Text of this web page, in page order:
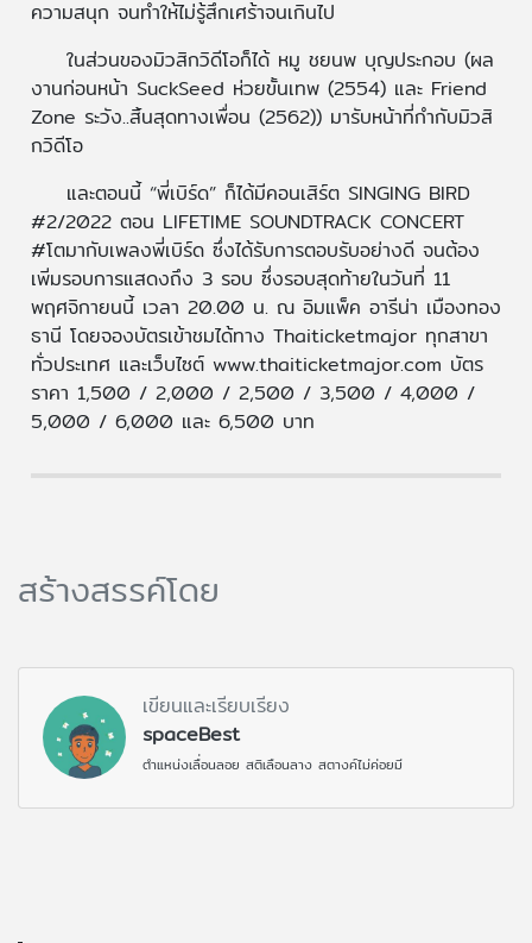
ความสนุก จนทำให้ไม่รู้สึกเศร้าจนเกินไป
ในส่วนของมิวสิกวิดีโอก็ได้ หมู ชยนพ บุญประกอบ (ผล
งานก่อนหน้า SuckSeed ห่วยขั้นเทพ (2554) และ Friend
Zone ระวัง..สิ้นสุดทางเพื่อน (2562)) มารับหน้าที่กำกับมิวสิ
กวิดีโอ
และตอนนี้ “พี่เบิร์ด” ก็ได้มีคอนเสิร์ต SINGING BIRD
#2/2022 ตอน LIFETIME SOUNDTRACK CONCERT
#โตมากับเพลงพี่เบิร์ด ซึ่งได้รับการตอบรับอย่างดี จนต้อง
เพิ่มรอบการแสดงถึง 3 รอบ ซึ่งรอบสุดท้ายในวันที่ 11
พฤศจิกายนนี้ เวลา 20.00 น. ณ อิมแพ็ค อารีน่า เมืองทอง
ธานี โดยจองบัตรเข้าชมได้ทาง Thaiticketmajor ทุกสาขา
ทั่วประเทศ และเว็บไซต์ www.thaiticketmajor.com บัตร
ราคา 1,500 / 2,000 / 2,500 / 3,500 / 4,000 /
5,000 / 6,000 และ 6,500 บาท
สร้างสรรค์โดย
เขียนและเรียบเรียง
spaceBest
ตำแหน่งเลื่อนลอย สติเลือนลาง สตางค์ไม่ค่อยมี